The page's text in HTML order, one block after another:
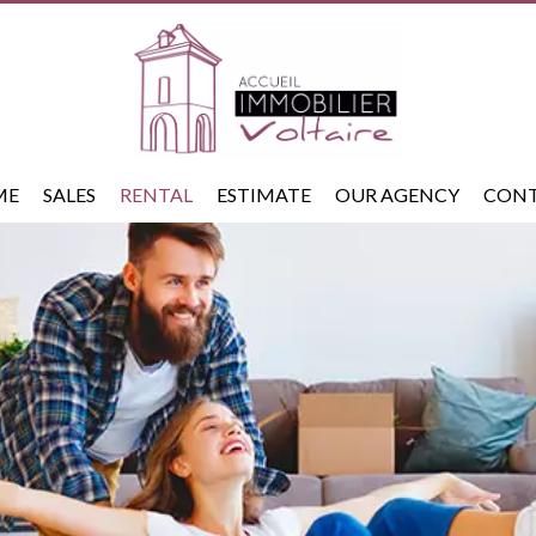
SALES RENTAL ESTIMATE OUR AGENCY